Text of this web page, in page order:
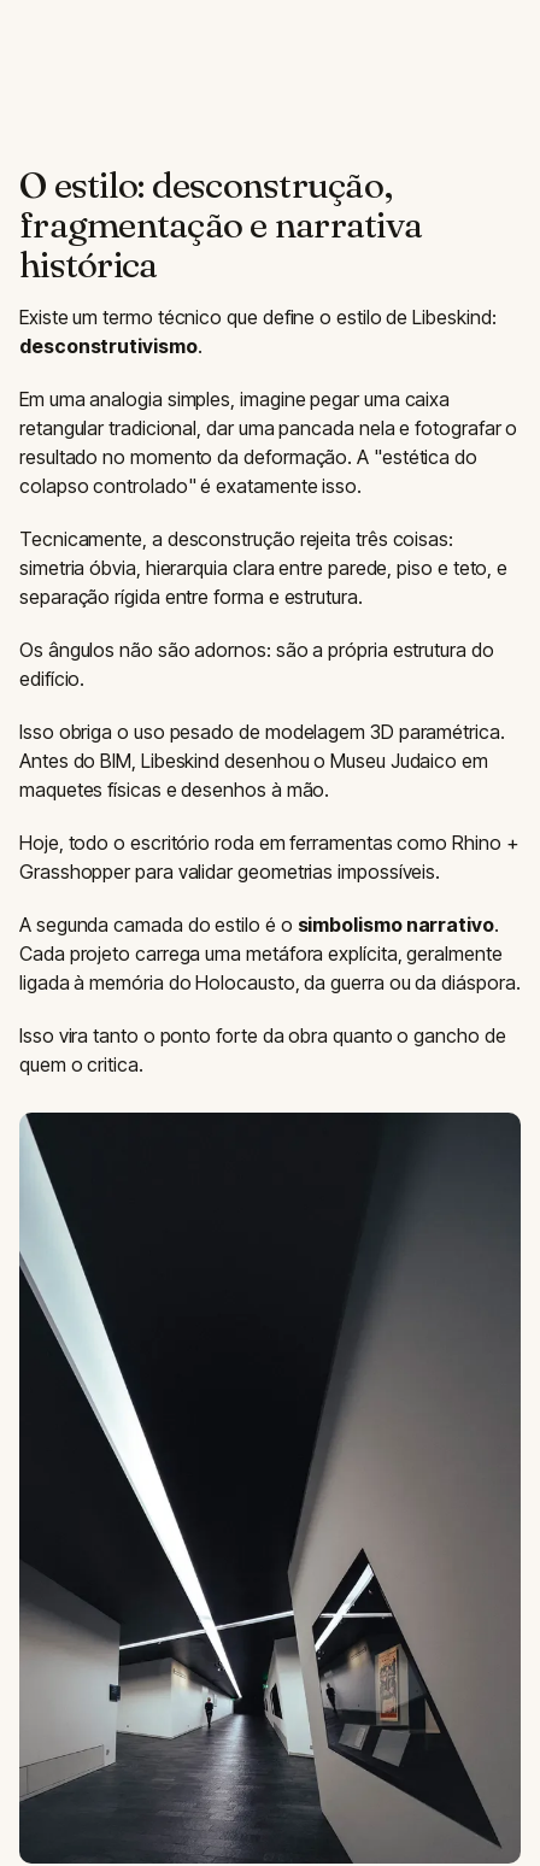
O estilo: desconstrução,
fragmentação e narrativa
histórica
Existe um termo técnico que define o estilo de Libeskind:
desconstrutivismo.
Em uma analogia simples, imagine pegar uma caixa
retangular tradicional, dar uma pancada nela e fotografar o
resultado no momento da deformação. A "estética do
colapso controlado" é exatamente isso.
Tecnicamente, a desconstrução rejeita três coisas:
simetria óbvia, hierarquia clara entre parede, piso e teto, e
separação rígida entre forma e estrutura.
Os ângulos não são adornos: são a própria estrutura do
edifício.
Isso obriga o uso pesado de modelagem 3D paramétrica.
Antes do BIM, Libeskind desenhou o Museu Judaico em
maquetes físicas e desenhos à mão.
Hoje, todo o escritório roda em ferramentas como Rhino +
Grasshopper para validar geometrias impossíveis.
A segunda camada do estilo é o simbolismo narrativo.
Cada projeto carrega uma metáfora explícita, geralmente
ligada à memória do Holocausto, da guerra ou da diáspora.
Isso vira tanto o ponto forte da obra quanto o gancho de
quem o critica.